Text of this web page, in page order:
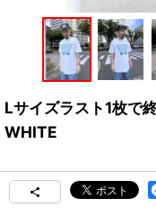
Lサイズラスト1枚で
WHITE